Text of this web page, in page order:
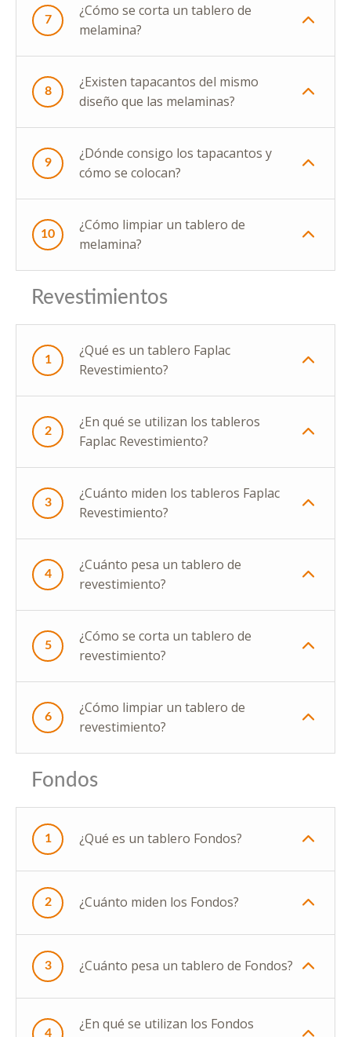
7
¿Cómo se corta un tablero de
melamina?
8
¿Existen tapacantos del mismo
diseño que las melaminas?
9
¿Dónde consigo los tapacantos y
cómo se colocan?
10
¿Cómo limpiar un tablero de
melamina?
Revestimientos
1
¿Qué es un tablero Faplac
Revestimiento?
2
¿En qué se utilizan los tableros
Faplac Revestimiento?
3
¿Cuánto miden los tableros Faplac
Revestimiento?
4
¿Cuánto pesa un tablero de
revestimiento?
5
¿Cómo se corta un tablero de
revestimiento?
6
¿Cómo limpiar un tablero de
revestimiento?
Fondos
1 ¿Qué es un tablero Fondos?
2 ¿Cuánto miden los Fondos?
3 ¿Cuánto pesa un tablero de Fondos?
4
¿En qué se utilizan los Fondos